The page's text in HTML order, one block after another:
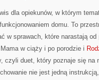
dla opiekunów, w którym
domu. To
w sprawach, które narastają
w ciąży i po porodzie i
czyli duet, który poznaje się na
nie jest jedną